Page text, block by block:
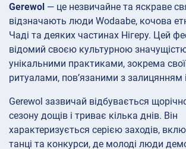
Gerewol — це незвичайне та яскраве
відзначають люди Wodaabe, кочова
Чаді та деяких частинах Нігеру. Цей
відомий своєю культурною
унікальними практиками, зокрема
ритуалами, пов’язаними з залицянням
Gerewol зазвичай відбувається
сезону дощів і триває кілька днів. Він
характеризується серією заходів,
танці та конкурси, де молоді люди